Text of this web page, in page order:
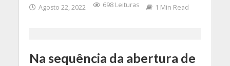
Agosto 22, 2022 698 Leituras 1 Min Read
Na sequência da abertura de